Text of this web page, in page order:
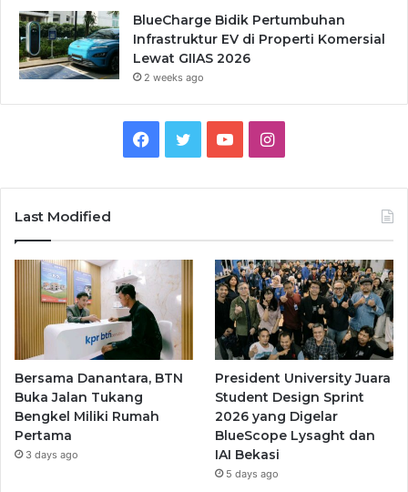
BlueCharge Bidik Pertumbuhan
Infrastruktur EV di Properti Komersial
Lewat GIIAS 2026
2 weeks ago
Facebook
TwitterYouTubeInstagram
Last Modified
Bersama Danantara, BTN
Buka Jalan Tukang
Bengkel Miliki Rumah
Pertama
3 days ago
President University Juara
Student Design Sprint
2026 yang Digelar
BlueScope Lysaght dan
IAI Bekasi
5 days ago